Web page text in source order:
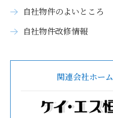
自社物件のよいところ
自社物件改修情報
関連会社ホー